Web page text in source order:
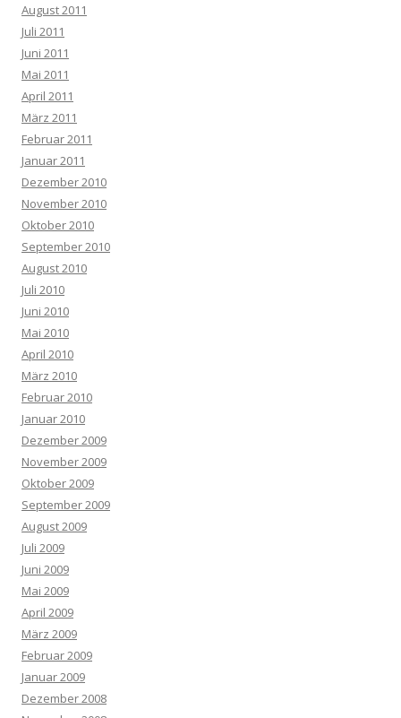
August 2011
Juli 2011
Juni 2011
Mai 2011
April 2011
März 2011
Februar 2011
Januar 2011
Dezember 2010
November 2010
Oktober 2010
September 2010
August 2010
Juli 2010
Juni 2010
Mai 2010
April 2010
März 2010
Februar 2010
Januar 2010
Dezember 2009
November 2009
Oktober 2009
September 2009
August 2009
Juli 2009
Juni 2009
Mai 2009
April 2009
März 2009
Februar 2009
Januar 2009
Dezember 2008